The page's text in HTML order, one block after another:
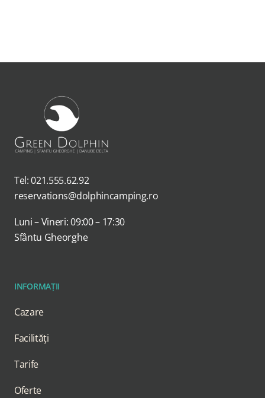
Tel: 021.555.62.92
reservations@dolphincamping.ro
Luni – Vineri: 09:00 – 17:30
Sfântu Gheorghe
INFORMAȚII
Cazare
Facilități
Tarife
Oferte